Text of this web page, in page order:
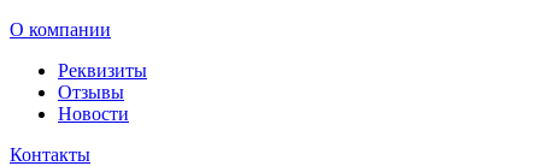
О компании
Реквизиты
Отзывы
Новости
Контакты